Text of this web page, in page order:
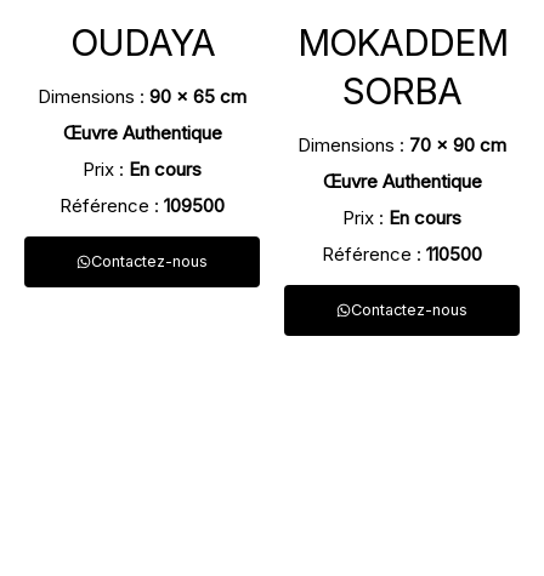
OUDAYA
Dimensions : 90 x 65 cm
Œuvre Authentique
Prix : En cours
Référence : 109500
Contactez-nous
MOKADDEM
SORBA
Dimensions : 70 x 90 cm
Œuvre Authentique
Prix : En cours
Référence : 110500
Contactez-nous